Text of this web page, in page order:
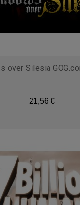
over Silesia
21,56 €